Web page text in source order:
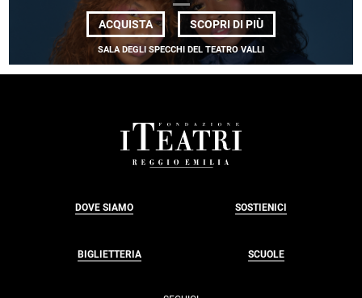
ACQUISTA SCOPRI DI PIÙDI
80S
SHOW
<BR>
SALA DEGLI SPECCHI DEL TEATRO VALLI
DOVE SIAMO SOSTIENICI
BIGLIETTERIA SCUOLE